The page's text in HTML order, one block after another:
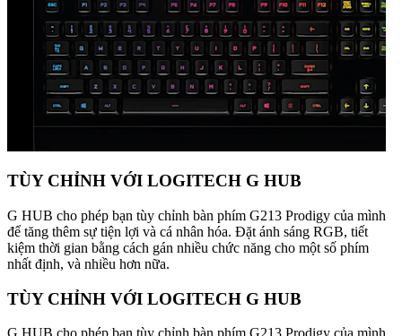
TÙY CHỈNH VỚI LOGITECH G HUB
G HUB cho phép bạn tùy chỉnh bàn phím G213 Prodigy của mình
để tăng thêm sự tiện lợi và cá nhân hóa. Đặt ánh sáng RGB, tiết
kiệm thời gian bằng cách gán nhiều chức năng cho một số phím
nhất định, và nhiều hơn nữa.
TÙY CHỈNH VỚI LOGITECH G HUB